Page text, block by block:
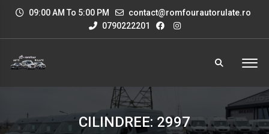
09:00 AM To 5:00 PM
contact@romfourautorulate.ro
0790222201
CILINDREE: 2997